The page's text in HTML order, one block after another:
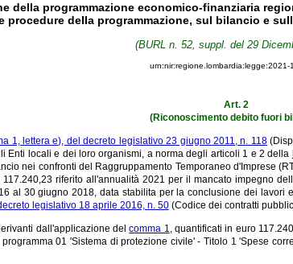
della programmazione economico-finanziaria
procedure della programmazione, sul bilancio e
(BURL n. 52, suppl. del 29
urn:nir:regione.lombardia:legge:2021-
Art. 2
(Riconoscimento debito fuori
1, lettera e), del decreto legislativo 23 giugno 2011, n. 118
Enti locali e dei loro organismi, a norma degli articoli 1 e 2 della
nei confronti del Raggruppamento Temporaneo d'Imprese
riferito all'annualità 2021 per il mancato impegno
al 30 giugno 2018, data stabilita per la conclusione dei lavori
legislativo 18 aprile 2016, n. 50(Codice dei contratti
dall'applicazione delcomma 1, quantificati in euro
01 'Sistema di protezione civile' - Titolo 1 'Spese